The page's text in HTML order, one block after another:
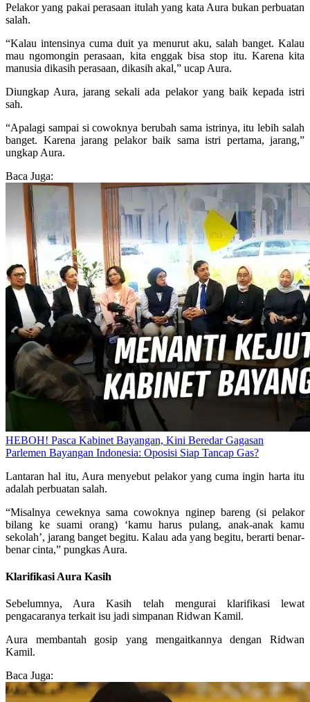
Pelakor yang pakai perasaan itulah yang kata Aura bukan perbuatan
salah.
“Kalau intensinya cuma duit ya menurut aku, salah banget. Kalau
mau ngomongin perasaan, kita enggak bisa stop itu. Karena kita
manusia dikasih perasaan, dikasih akal,” ucap Aura.
Diungkap Aura, jarang sekali ada pelakor yang baik kepada istri
sah.
“Apalagi sampai si cowoknya berubah sama istrinya, itu lebih salah
banget. Karena jarang pelakor baik sama istri pertama, jarang,”
ungkap Aura.
Baca Juga:
HEBOH! Pasca Kabinet Bayangan, Kini Beredar Gagasan
Parlemen Bayangan Indonesia: Oposisi Siap Tancap Gas?
Lantaran hal itu, Aura menyebut pelakor yang cuma ingin harta itu
adalah perbuatan salah.
“Misalnya ceweknya sama cowoknya nginep bareng (si pelakor
bilang ke suami orang) ‘kamu harus pulang, anak-anak kamu
sekolah’, jarang banget begitu. Kalau ada yang begitu, berarti benar-
benar cinta,” pungkas Aura.
Klarifikasi Aura Kasih
Sebelumnya, Aura Kasih telah mengurai klarifikasi lewat
pengacaranya terkait isu jadi simpanan Ridwan Kamil.
Aura membantah gosip yang mengaitkannya dengan Ridwan
Kamil.
Baca Juga: